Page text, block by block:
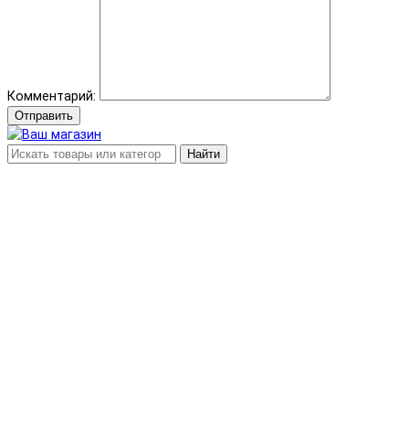
Комментарий:
Отправить
Найти